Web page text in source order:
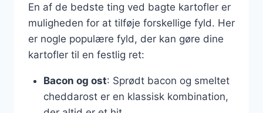
En af de bedste ting ved bagte kartofler er
muligheden for at tilføje forskellige fyld. Her
er nogle populære fyld, der kan gøre dine
kartofler til en festlig ret:
Bacon og ost: Sprødt bacon og smeltet
cheddarost er en klassisk kombination,